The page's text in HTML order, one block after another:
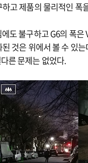
고 제품의 물리적인 폭
도 불구하고 G6의 폭
것은 위에서 볼 수 있
른 문제는 없었다.